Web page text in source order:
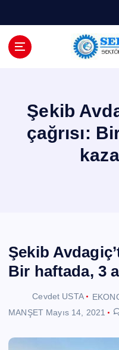
Şekib
çağrısı:
Şekib
Bir haftada, 3
Cevdet USTA
MANŞET Mayıs 14, 2021